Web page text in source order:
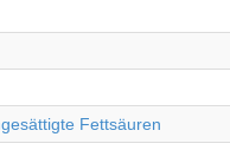
Fettsäuren